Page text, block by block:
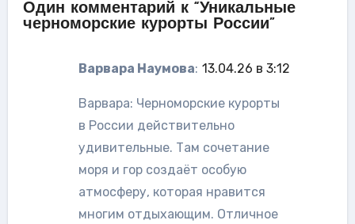
Один комментарий к “Уникальные
черноморские курорты России”
Варвара Наумова: 13.04.26 в 3:12
Варвара: Черноморские курорты
в России действительно
удивительные. Там сочетание
моря и гор создаёт особую
атмосферу, которая нравится
многим отдыхающим. Отличное